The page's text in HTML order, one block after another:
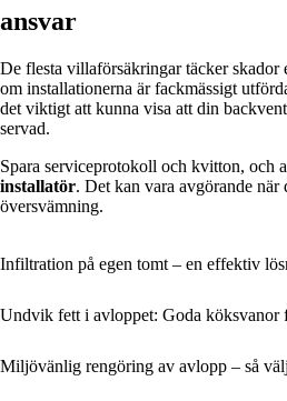
ansvar
De flesta villaförsäkringar täcker skador
om installationerna är fackmässigt
det viktigt att kunna visa att din
servad.
Spara serviceprotokoll och kvitton, och
installatör. Det kan vara avgörande när
översvämning.
Infiltration på egen tomt – en effektiv
Undvik fett i avloppet: Goda köksvanor
Miljövänlig rengöring av avlopp – så